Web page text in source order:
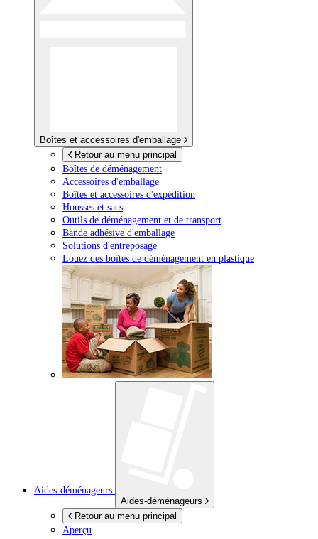
Boîtes et accessoires d'emballage
Retour au menu principal
Boîtes de déménagement
Accessoires d'emballage
Boîtes et accessoires d'expédition
Housses et sacs
Outils de déménagement et de transport
Bande adhésive d'emballage
Solutions d'entreposage
Louez des boîtes de déménagement en plastique
Aides-déménageurs
Aides-déménageurs
Retour au menu principal
Aperçu